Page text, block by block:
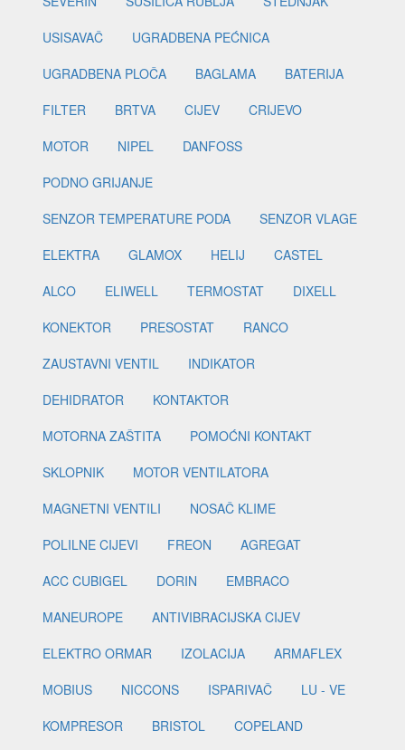
USISAVAČ
UGRADBENA PEĆNICA
UGRADBENA PLOČA
BAGLAMA
BATERIJA
FILTER
BRTVA CIJEV
CRIJEVO
MOTOR
NIPEL
DANFOSS
PODNO GRIJANJE
SENZOR TEMPERATURE PODA
SENZOR VLAGE
ELEKTRA
GLAMOX HELIJ
CASTEL
ALCO
ELIWELL TERMOSTAT
DIXELL
KONEKTOR
PRESOSTAT
RANCO
ZAUSTAVNI VENTIL
INDIKATOR
DEHIDRATOR
KONTAKTOR
MOTORNA ZAŠTITA
POMOĆNI KONTAKT
SKLOPNIK
MOTOR VENTILATORA
MAGNETNI VENTILI
NOSAČ KLIME
POLILNE CIJEVI
FREON
AGREGAT
ACC CUBIGEL
DORIN
EMBRACO
MANEUROPE
ANTIVIBRACIJSKA CIJEV
ELEKTRO ORMAR
IZOLACIJA
ARMAFLEX
MOBIUS
NICCONS ISPARIVAČ
LU - VE
KOMPRESOR
BRISTOL
COPELAND